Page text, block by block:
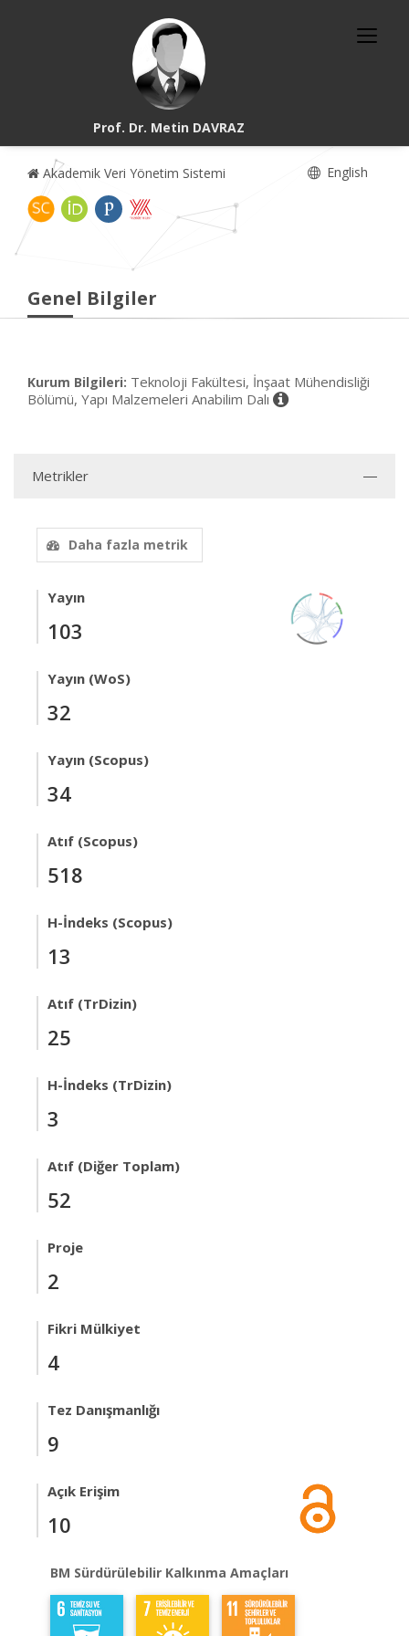
Prof. Dr. Metin DAVRAZ
Akademik Veri Yönetim Sistemi English
Genel Bilgiler
Kurum Bilgileri: Teknoloji Fakültesi, İnşaat Mühendisliği
Bölümü, Yapı Malzemeleri Anabilim Dalı
Metrikler
Daha fazla metrik
Yayın
103
Yayın (WoS)
32
Yayın (Scopus)
34
Atıf (Scopus)
518
H-İndeks (Scopus)
13
Atıf (TrDizin)
25
H-İndeks (TrDizin)
3
Atıf (Diğer Toplam)
52
Proje
2
Fikri Mülkiyet
4
Tez Danışmanlığı
9
Açık Erişim
10
BM Sürdürülebilir Kalkınma Amaçları